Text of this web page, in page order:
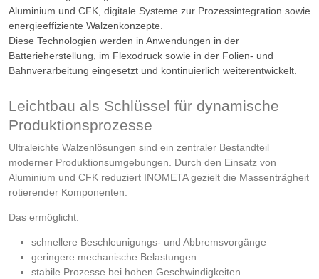
Aluminium und CFK, digitale Systeme zur Prozessintegration sowie
energieeffiziente Walzenkonzepte.
Diese Technologien werden in Anwendungen in der
Batterieherstellung, im Flexodruck sowie in der Folien- und
Bahnverarbeitung eingesetzt und kontinuierlich weiterentwickelt.
Leichtbau als Schlüssel für dynamische
Produktionsprozesse
Ultraleichte Walzenlösungen sind ein zentraler Bestandteil
moderner Produktionsumgebungen. Durch den Einsatz von
Aluminium und CFK reduziert INOMETA gezielt die Massenträgheit
rotierender Komponenten.
Das ermöglicht:
schnellere Beschleunigungs- und Abbremsvorgänge
geringere mechanische Belastungen
stabile Prozesse bei hohen Geschwindigkeiten